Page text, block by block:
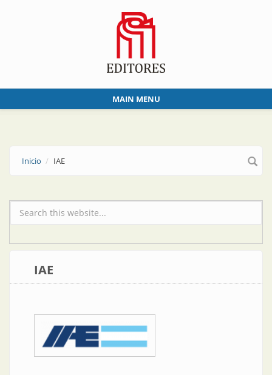
MAIN MENU
Inicio IAE
Formulario de búsqueda
IAE